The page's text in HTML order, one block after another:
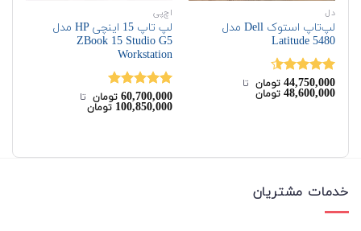
دل
لپ‌تاپ استوک Dell مدل
Latitude 5480
نمره4.50
از 5
44,750,000 تومان‌ تا ‌
48,600,000 تومان
اچ‌پی
لپ تاپ 15 اینچی HP مدل
ZBook 15 Studio G5
Workstation
نمره5.00
از 5
60,700,000 تومان‌ تا ‌
100,850,000 تومان
خدمات مشتریان